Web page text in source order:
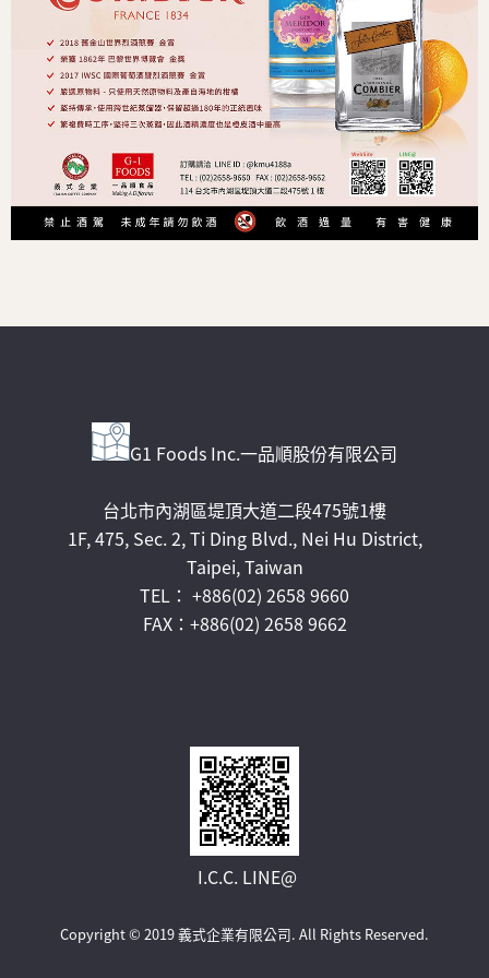
G1 Foods Inc.一品順股份有限公司
台北市內湖區堤頂大道二段475號1樓
1F, 475, Sec. 2, Ti Ding Blvd., Nei Hu District,
Taipei, Taiwan
TEL： +886(02) 2658 9660
FAX：+886(02) 2658 9662
I.C.C. LINE@
Copyright © 2019 義式企業有限公司. All Rights Reserved.